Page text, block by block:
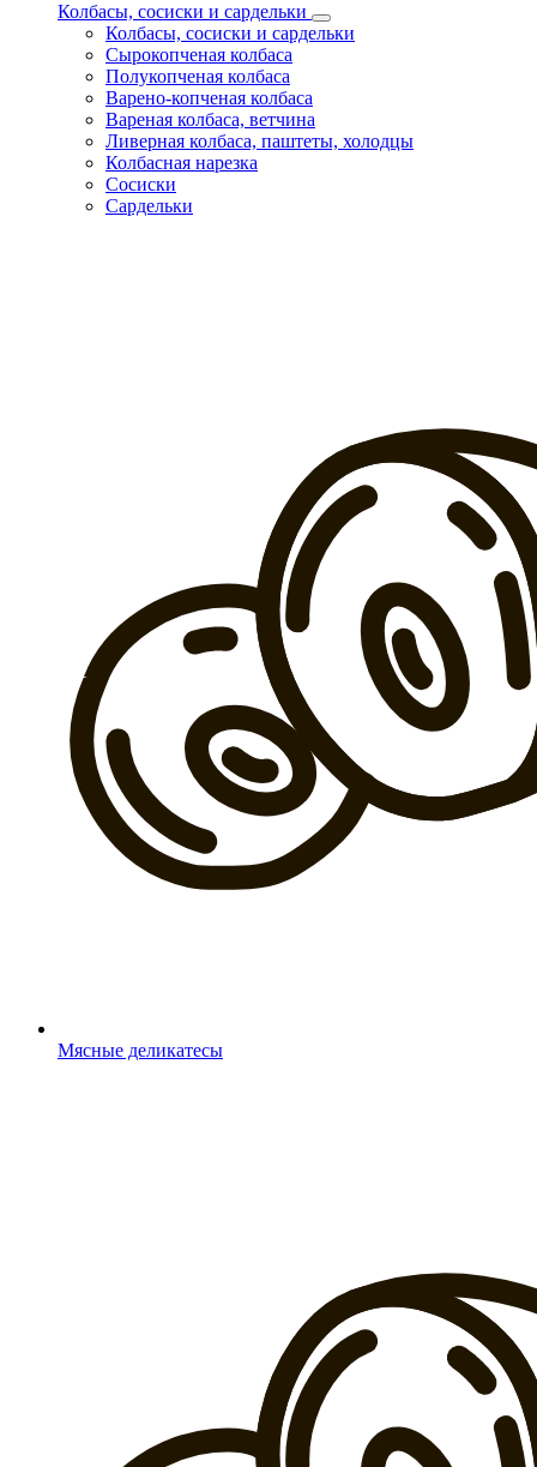
Колбасы, сосиски и сардельки
Колбасы, сосиски и сардельки
Сырокопченая колбаса
Полукопченая колбаса
Варено-копченая колбаса
Вареная колбаса, ветчина
Ливерная колбаса, паштеты, холодцы
Колбасная нарезка
Сосиски
Сардельки
Мясные деликатесы